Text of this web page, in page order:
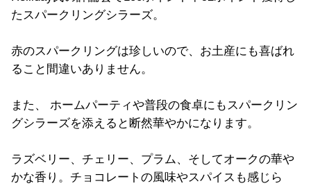
たスパークリングシラーズ。
赤のスパークリングは珍しいので、お土産にも喜ばれ
ること間違いありません。
また、 ホームパーティや普段の食卓にもスパークリン
グシラーズを添えると断然華やかになります。
ラズベリー、チェリー、プラム、そしてオークの華や
かな香り。チョコレートの風味やスパイスも感じら